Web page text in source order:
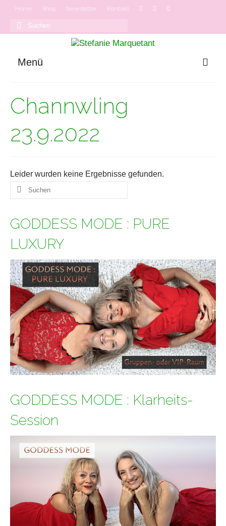
Home Shop Newsletter Kontakt
Suchen
Menü
Onlinekurse
Channwling
23.9.2022
Leider wurden keine Ergebnisse gefunden.
Suchen
nach:
GODDESS MODE : PURE
LUXURY
GODDESS MODE : Klarheits-
Session